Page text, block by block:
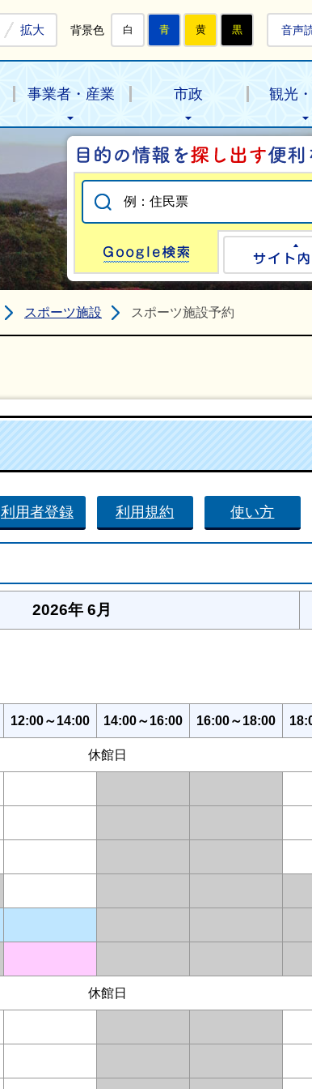
拡大 背景色 白 青 黄 黒 音声
事業者・産業 市政 観光
Google検索
スポーツ施設 スポーツ施設予約
利用者登録 利用規約 使い方
2026年 6月
12:00～14:00 14:00～16:00 16:00～18:00
休館日
休館日